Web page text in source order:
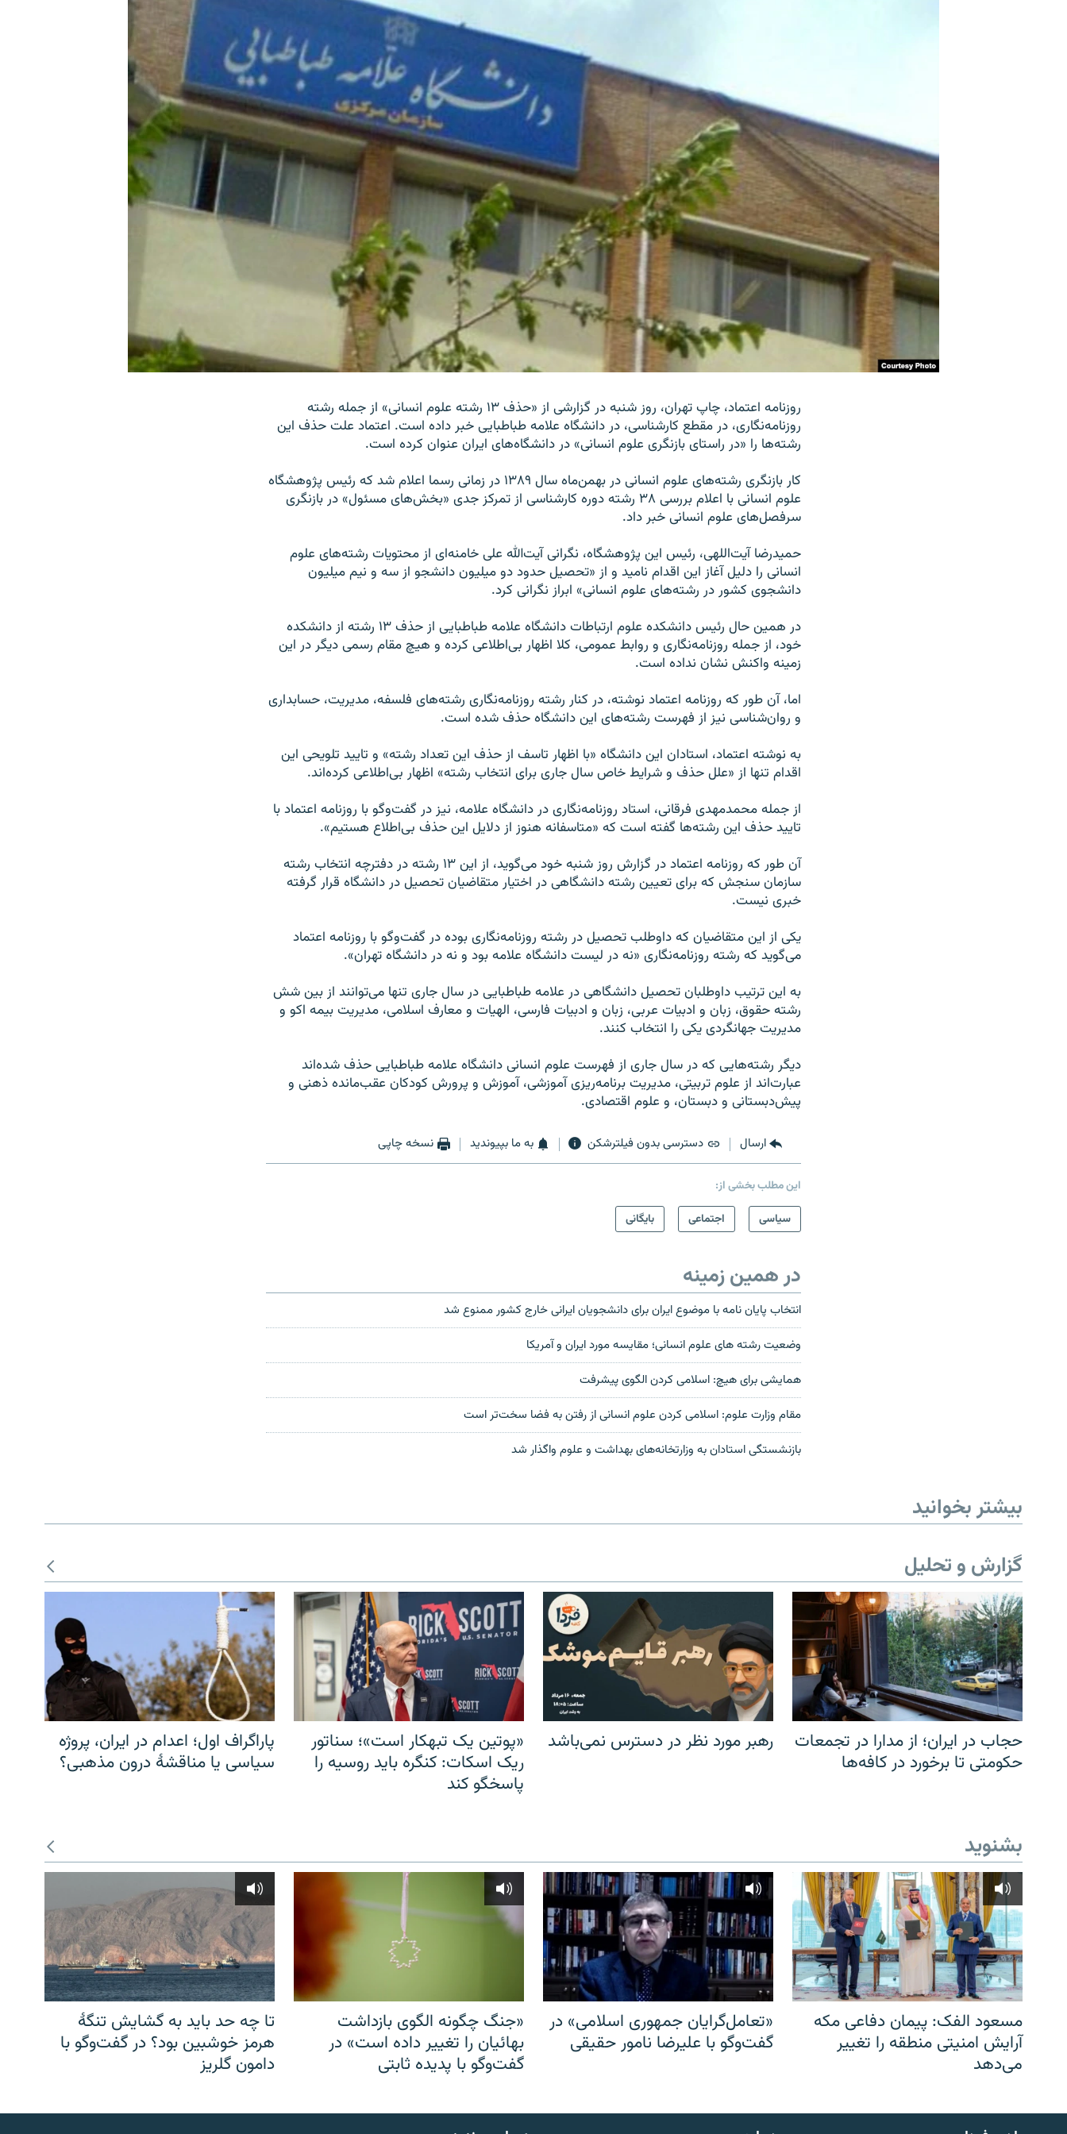
English
روزنامه اعتماد، چاپ تهران، روز شنبه در گزارشی از «حذف ۱۳ رشته علوم انسانی» از جمله رشته
روزنامه‌نگاری، در مقطع کارشناسی، در دانشگاه علامه طباطبایی خبر داده است. اعتماد علت حذف این
رشته‌ها را «در راستای بازنگری علوم انسانی» در دانشگاه‌های ایران عنوان کرده است.
کار بازنگری رشته‌های علوم انسانی در بهمن‌ماه سال ۱۳۸۹ در زمانی رسما اعلام شد که رئیس پژوهشگاه
علوم انسانی با اعلام بررسی ۳۸ رشته دوره کارشناسی از تمرکز جدی «بخش‌های مسئول» در بازنگری
سرفصل‌های علوم انسانی خبر داد.
حمیدرضا آیت‌اللهی، رئیس این پژوهشگاه، نگرانی آیت‌الله علی خامنه‌ای از محتویات رشته‌های علوم
انسانی را دلیل آغاز این اقدام نامید و از «تحصیل حدود دو میلیون دانشجو از سه و نیم میلیون
دانشجوی کشور در رشته‌های علوم انسانی» ابراز نگرانی کرد.
در همین حال رئیس دانشکده علوم ارتباطات دانشگاه علامه طباطبایی از حذف ۱۳ رشته از دانشکده
خود، از جمله روزنامه‌نگاری و روابط عمومی، کلا اظهار بی‌اطلاعی کرده و هیچ مقام رسمی دیگر در این
زمینه واکنش نشان نداده است.
اما، آن طور که روزنامه اعتماد نوشته، در کنار رشته روزنامه‌نگاری رشته‌های فلسفه، مدیریت، حسابداری
و روان‌شناسی نیز از فهرست رشته‌های این دانشگاه حذف شده است.
به نوشته اعتماد، استادان این دانشگاه «با اظهار تاسف از حذف این تعداد رشته» و تایید تلویحی این
اقدام تنها از «علل حذف و شرایط خاص سال جاری برای انتخاب رشته» اظهار بی‌اطلاعی کرده‌اند.
از جمله محمدمهدی فرقانی، استاد روزنامه‌نگاری در دانشگاه علامه، نیز در گفت‌وگو با روزنامه اعتماد با
تایید حذف این رشته‌ها گفته است که «متاسفانه هنوز از دلایل این حذف بی‌اطلاع هستیم».
آن طور که روزنامه اعتماد در گزارش روز شنبه خود می‌گوید، از این ۱۳ رشته در دفترچه انتخاب رشته
سازمان سنجش که برای تعیین رشته دانشگاهی در اختیار متقاضیان تحصیل در دانشگاه قرار گرفته
خبری نیست.
یکی از این متقاضیان که داوطلب تحصیل در رشته روزنامه‌نگاری بوده در گفت‌وگو با روزنامه اعتماد
می‌گوید که رشته روزنامه‌نگاری «نه در لیست دانشگاه علامه بود و نه در دانشگاه تهران».
به این ترتیب داوطلبان تحصیل دانشگاهی در علامه طباطبایی در سال جاری تنها می‌توانند از بین شش
رشته حقوق، زبان و ادبيات عربی، زبان و ادبيات فارسی، الهيات و معارف اسلامی، مديريت بيمه اكو و
مديريت جهانگردی یکی را انتخاب کنند.
دیگر رشته‌هایی که در سال جاری از فهرست علوم انسانی دانشگاه علامه طباطبایی حذف شده‌اند
عبارت‌اند از علوم تربيتی، مديريت برنامه‌ريزی آموزشی، آموزش و پرورش كودكان عقب‌مانده ذهنی و
پيش‌دبستانی و دبستان، و علوم اقتصادی.
ارسال دسترسی بدون فیلترشکن به ما بپیوندید نسخه چاپی
این مطلب بخشی از:
سیاسی
اجتماعی بایگانی
در همین زمینه
انتخاب پایان نامه با موضوع ايران برای دانشجويان ايرانی خارج کشور ممنوع شد
وضعیت رشته های علوم انسانی؛ مقایسه مورد ایران و آمریکا
همايشی برای هيچ: اسلامی کردن الگوی پيشرفت
مقام وزارت علوم: اسلامی کردن علوم انسانی از رفتن به فضا سخت‌تر است
بازنشستگی استادان به وزارتخانه‌های بهداشت و علوم واگذار شد
بیشتر بخوانید
گزارش و تحلیل
حجاب در ایران؛ از مدارا در تجمعات
حکومتی تا برخورد در کافه‌ها
رهبر مورد نظر در دسترس نمی‌باشد
«پوتین یک تبهکار است»؛ سناتور
ریک اسکات: کنگره باید روسیه را
پاسخگو کند
پاراگراف اول؛ اعدام در ایران، پروژه
سیاسی یا مناقشهٔ درون مذهبی؟
بشنوید
مسعود الفک: پیمان دفاعی مکه
آرایش امنیتی منطقه را تغییر
می‌دهد
«تعامل‌گرایان جمهوری اسلامی» در
گفت‌وگو با علیرضا نامور حقیقی
«جنگ چگونه الگوی بازداشت
بهائیان را تغییر داده است» در
گفت‌وگو با پدیده ثابتی
تا چه حد باید به گشایش تنگهٔ
هرمز خوشبین بود؟ در گفت‌وگو با
دامون گلریز